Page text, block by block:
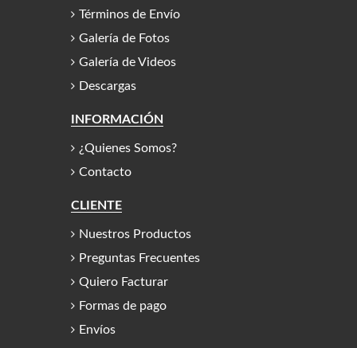
Términos de Envío
Galería de Fotos
Galería de Videos
Descargas
INFORMACIÓN
¿Quienes Somos?
Contacto
CLIENTE
Nuestros Productos
Preguntas Frecuentes
Quiero Facturar
Formas de pago
Envíos